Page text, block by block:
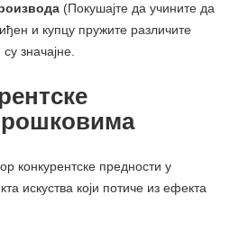
(Покушајте да учините да
и купцу пружите различите
су значајне.
конкурентске предности у
искуства који потиче из ефекта